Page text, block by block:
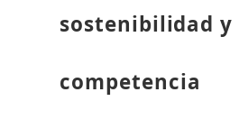
sostenibilidad
competencia